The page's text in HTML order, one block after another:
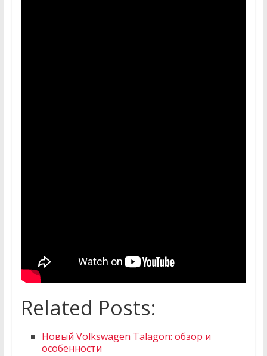
Related Posts:
Новый Volkswagen Talagon: обзор и
особенности